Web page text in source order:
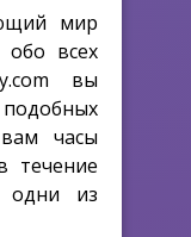
мир
всех
вы
часы
течение
одни из